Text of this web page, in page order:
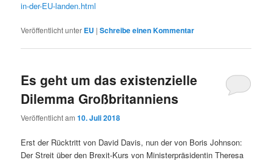
in-der-EU-landen.html
Veröffentlicht unter EU |Schreibe einen Kommentar
Es geht um das existenzielle
Dilemma Großbritanniens
Veröffentlicht am10. Juli 2018
Erst der Rücktritt von David Davis, nun der von Boris Johnson:
Der Streit über den Brexit-Kurs von Ministerpräsidentin Theresa